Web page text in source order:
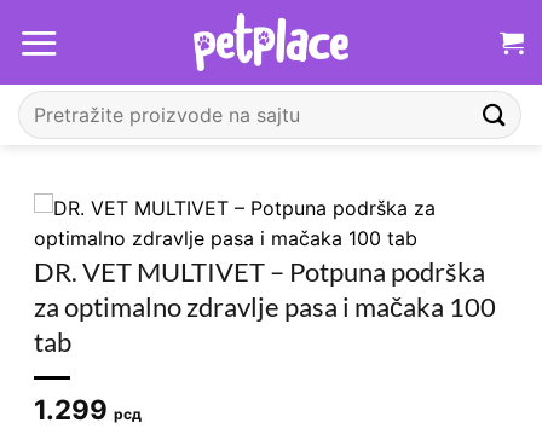
Претрага
за:
DR. VET MULTIVET – Potpuna podrška
za optimalno zdravlje pasa i mačaka 100
tab
1.299 рсд